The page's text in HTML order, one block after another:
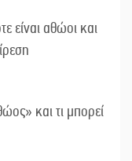
είναι αθώοι και
και τι μπορεί